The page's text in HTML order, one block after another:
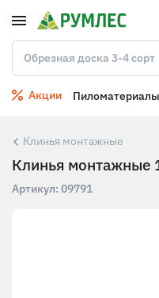
Акции Пиломатериалы
Клинья монтажные
Клинья монтажные
Артикул: 09791